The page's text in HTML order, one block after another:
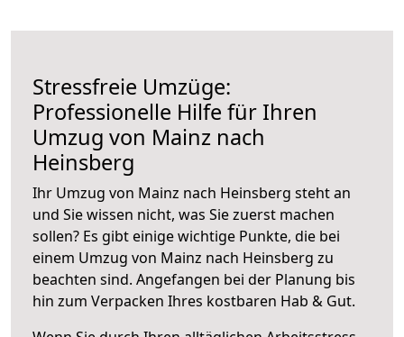
Stressfreie Umzüge:
Professionelle Hilfe für Ihren
Umzug von Mainz nach
Heinsberg
Ihr Umzug von Mainz nach Heinsberg steht an
und Sie wissen nicht, was Sie zuerst machen
sollen? Es gibt einige wichtige Punkte, die bei
einem Umzug von Mainz nach Heinsberg zu
beachten sind. Angefangen bei der Planung bis
hin zum Verpacken Ihres kostbaren Hab & Gut.